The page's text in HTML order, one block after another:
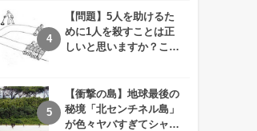
【問題】5人を助けるた
めに1人を殺すことは正
しいと思いますか？この
【衝撃の島】地球最後の
秘境「北センチネル島」
が色々ヤバすぎてシャレ